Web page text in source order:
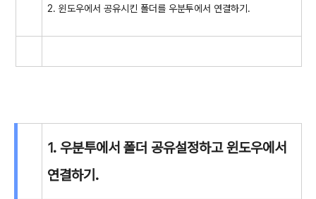
2. 윈도우에서 공유시킨 폴더를 우분투에서 연결하기.
1. 우분투에서 폴더 공유설정하고 윈도우에서
연결하기.